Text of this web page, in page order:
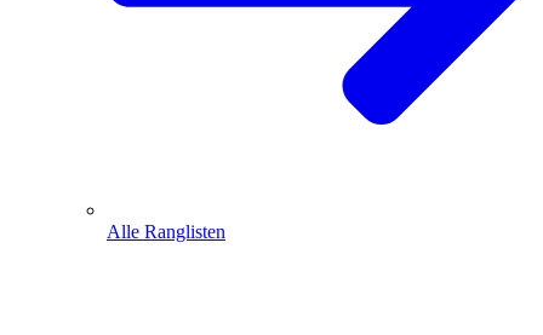
Alle Ranglisten